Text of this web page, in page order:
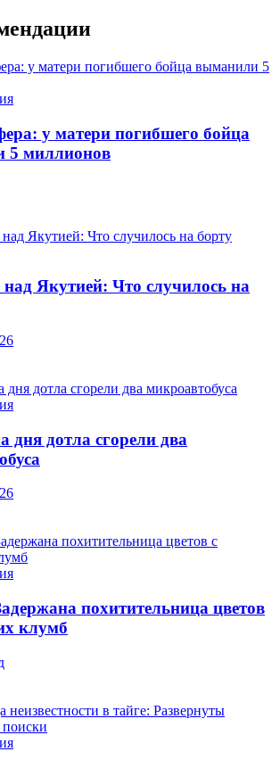
у матери погибшего бойца
5 миллионов
Якутией: Что случилось на
дня дотла сгорели два
похитительница цветов
клумб